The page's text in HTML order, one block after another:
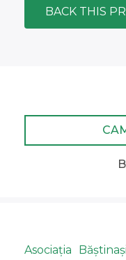
BACK THIS
Asociația